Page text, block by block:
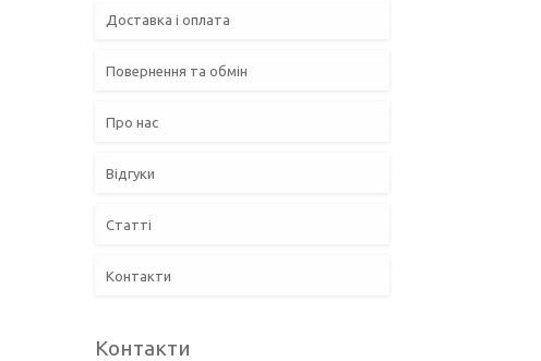
Доставка і оплата
Повернення та обмін
Про нас
Відгуки
Статті
Контакти
Контакти